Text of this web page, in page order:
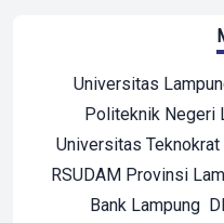
Universitas
Politeknik Negeri
Universitas
RSUDAM Provinsi
Bank Lampung